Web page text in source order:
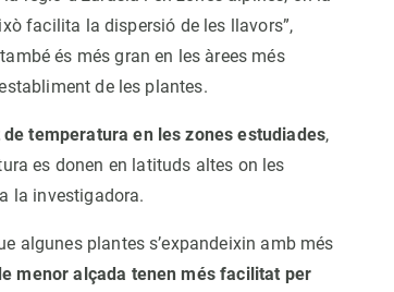
facilita la dispersió de les llavors”,
és més gran en les àrees més
de les plantes.
temperatura en les zones estudiades,
es donen en latituds altes on les
la investigadora.
algunes plantes s’expandeixin amb més
menor alçada tenen més facilitat per